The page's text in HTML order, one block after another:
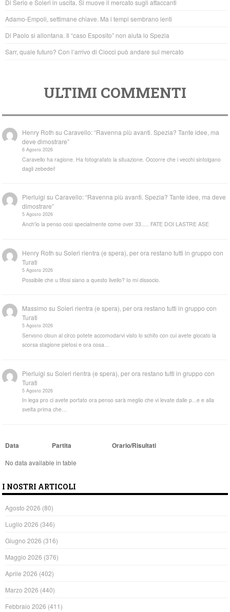
o
k
p
Di Serio e Soleri in uscita. Si muove il mercato sugli attaccanti
Adamo-Empoli, settimane chiave. Ma i tempi sembrano lenti
Di Paolo si allontana. Il “caso Esposito” non aiuta lo Spezia
Sarr, quale futuro? Con l’arrivo di Ciocci può andare sul mercato
ULTIMI COMMENTI
Henry Roth suCaravello: “Ravenna più avanti. Spezia? Tante idee, ma
deve dimostrare”
6 Agosto 2026
Caravello ha ragione. Ha fotografato la situazione. Occorre che i vecchi sintolgano
dagli zebedei!
Pierluigi suCaravello: “Ravenna più avanti. Spezia? Tante idee, ma deve
dimostrare”
5 Agosto 2026
Anch'io la penso così specialmente come over 33..... FATE DOI LASTRE ASE
Henry Roth suSoleri rientra (e spera), per ora restano tutti in gruppo con
Turati
5 Agosto 2026
Possibile che u tifosi siano a questo livello? Io mi dissocio.
Massimo suSoleri rientra (e spera), per ora restano tutti in gruppo con
Turati
5 Agosto 2026
Servono cloun al circo potete accomodarvi visto lo schifo con cui avete giocato la
scorsa stagione pietosi e ora cosa…
Pierluigi suSoleri rientra (e spera), per ora restano tutti in gruppo con
Turati
5 Agosto 2026
In lega pro ci avete portato ora penso sarà meglio che vi levate dalle p...e e alla
svelta prima che…
Data Partita Orario/Risultati
No data available in table
I NOSTRI ARTICOLI
Agosto 2026 (80)
Luglio 2026 (346)
Giugno 2026 (316)
Maggio 2026 (376)
Aprile 2026 (402)
Marzo 2026 (440)
Febbraio 2026 (411)